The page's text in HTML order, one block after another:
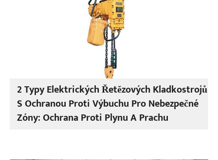
2 Typy Elektrických Řetězových Kladkostrojů
S Ochranou Proti Výbuchu Pro Nebezpečné
Zóny: Ochrana Proti Plynu A Prachu